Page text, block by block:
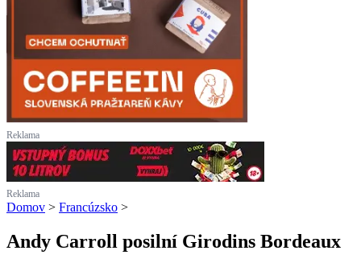
Reklama
Reklama
Domov > Francúzsko >
Andy Carroll posilní Girodins Bordeaux